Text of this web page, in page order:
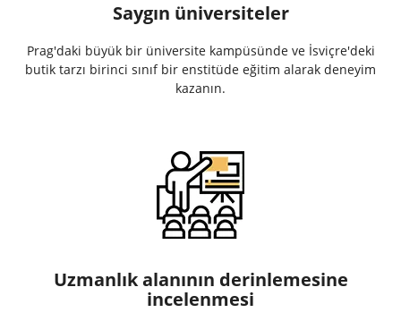
Saygın üniversiteler
Prag'daki büyük bir üniversite kampüsünde ve İsviçre'deki
butik tarzı birinci sınıf bir enstitüde eğitim alarak deneyim
kazanın.
Uzmanlık alanının derinlemesine
incelenmesi